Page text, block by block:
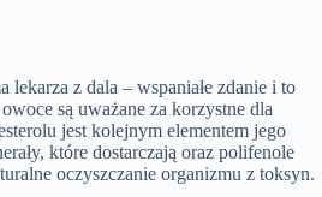
lekarza z dala – wspaniałe zdanie i to
są uważane za korzystne dla
jest kolejnym elementem jego
które dostarczają oraz polifenole
oczyszczanie organizmu z toksyn.